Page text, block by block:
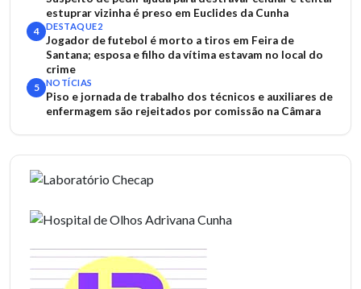
estuprar vizinha é preso em Euclides da Cunha
4 DESTAQUE2
Jogador de futebol é morto a tiros em Feira de
Santana; esposa e filho da vítima estavam no local do
crime
5 NOTÍCIAS
Piso e jornada de trabalho dos técnicos e auxiliares de
enfermagem são rejeitados por comissão na Câmara